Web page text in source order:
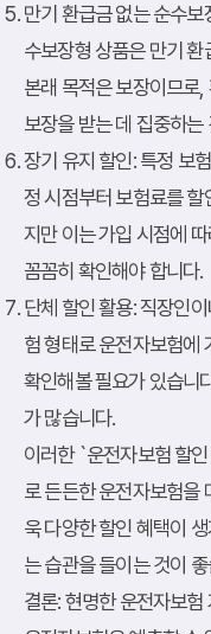
만기 환급금 없는 순수보
수보장형 상품은 만기 환
본래 목적은 보장이므로
보장을 받는 데 집중하
장기 유지 할인: 특정 보
정 시점부터 보험료를
지만 이는 가입 시점에
꼼꼼히 확인해야 합니다.
단체 할인 활용: 직장인
험 형태로 운전자보험에
확인해볼 필요가 있습니
가 많습니다.
이러한 `운전자보험 할
로 든든한 운전자보험을
욱 다양한 할인 혜택이
는 습관을 들이는 것이
결론: 현명한 운전자보